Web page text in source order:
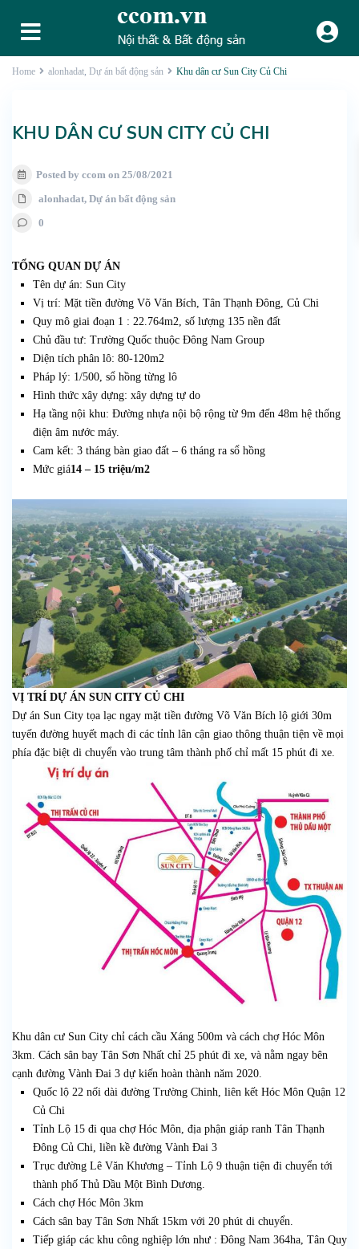
Home alonhadat, Dự án bất động sản Khu dân cư Sun City Củ Chi
KHU DÂN CƯ SUN CITY CỦ CHI
Posted by ccom on 25/08/2021
alonhadat, Dự án bất động sản
0
TỔNG QUAN DỰ ÁN
Tên dự án: Sun City
Vị trí: Mặt tiền đường Võ Văn Bích, Tân Thạnh Đông, Củ Chi
Quy mô giai đoạn 1 : 22.764m2, số lượng 135 nền đất
Chủ đầu tư: Trường Quốc thuộc Đông Nam Group
Diện tích phân lô: 80-120m2
Pháp lý: 1/500, sổ hồng từng lô
Hình thức xây dựng: xây dựng tự do
Hạ tầng nội khu: Đường nhựa nội bộ rộng từ 9m đến 48m hệ thống
điện âm nước máy.
Cam kết: 3 tháng bàn giao đất – 6 tháng ra sổ hồng
Mức giá14 – 15 triệu/m2
VỊ TRÍ DỰ ÁN SUN CITY CỦ CHI
Dự án Sun City tọa lạc ngay mặt tiền đường Võ Văn Bích lộ giới 30m
tuyến đường huyết mạch đi các tỉnh lân cận giao thông thuận tiện về mọi
phía đặc biệt di chuyển vào trung tâm thành phố chỉ mất 15 phút đi xe.
Khu dân cư Sun City chỉ cách cầu Xáng 500m và cách chợ Hóc Môn
3km. Cách sân bay Tân Sơn Nhất chỉ 25 phút đi xe, và nằm ngay bên
cạnh đường Vành Đai 3 dự kiến hoàn thành năm 2020.
Quốc lộ 22 nối dài đường Trường Chinh, liên kết Hóc Môn Quận 12
Củ Chi
Tỉnh Lộ 15 đi qua chợ Hóc Môn, địa phận giáp ranh Tân Thạnh
Đông Củ Chi, liền kề đường Vành Đai 3
Trục đường Lê Văn Khương – Tỉnh Lộ 9 thuận tiện đi chuyển tới
thành phố Thủ Dầu Một Bình Dương.
Cách chợ Hóc Môn 3km
Cách sân bay Tân Sơn Nhất 15km với 20 phút di chuyển.
Tiếp giáp các khu công nghiệp lớn như : Đông Nam 364ha, Tân Quy